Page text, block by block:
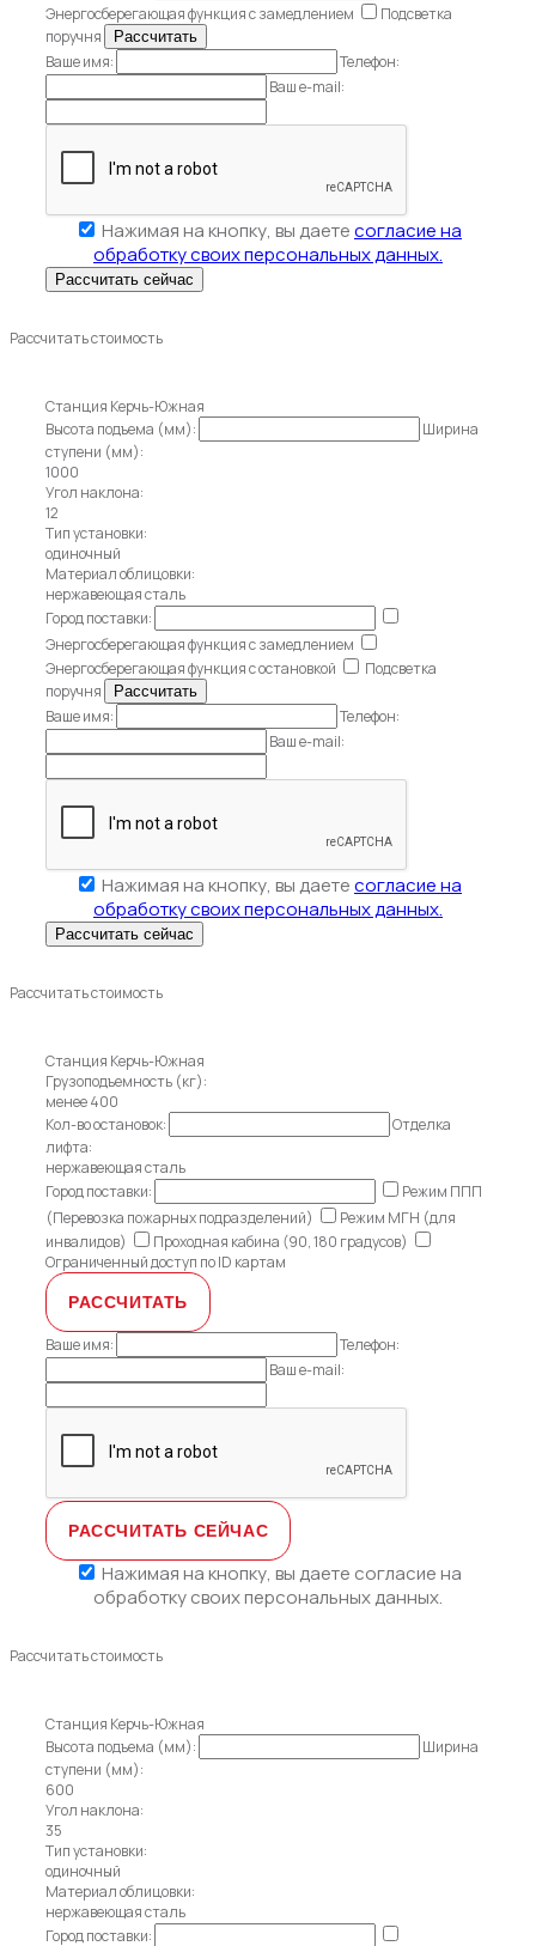
Энергосберегающая функция с замедлением
Подсветка
поручня
Ваше имя:
Телефон:
Ваш e-mail:
Нажимая на кнопку, вы даетесогласие на
обработку своих персональных данных.
Рассчитать стоимость
Станция Керчь-Южная
Высота подъема (мм):
Ширина
ступени (мм):
1000
Угол наклона:
12
Тип установки:
одиночный
Материал облицовки:
нержавеющая сталь
Город поставки:
Энергосберегающая функция с замедлением
Энергосберегающая функция с остановкой
Подсветка
поручня
Ваше имя:
Телефон:
Ваш e-mail:
Нажимая на кнопку, вы даетесогласие на
обработку своих персональных данных.
Рассчитать стоимость
Станция Керчь-Южная
Грузоподъемность (кг):
менее 400
Кол-во остановок:
Отделка
лифта:
нержавеющая сталь
Город поставки:
Режим ППП
(Перевозка пожарных подразделений)
Режим МГН (для
инвалидов)
Проходная кабина (90, 180 градусов)
Ограниченный доступ по ID картам
Ваше имя:
Телефон:
Ваш e-mail:
Нажимая на кнопку, вы даете согласие на
обработку своих персональных данных.
Рассчитать стоимость
Станция Керчь-Южная
Высота подъема (мм):
Ширина
ступени (мм):
600
Угол наклона:
35
Тип установки:
одиночный
Материал облицовки:
нержавеющая сталь
Город поставки: